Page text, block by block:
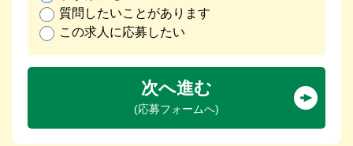
質問したいことがあります
この求人に応募したい
次へ進む
(応募フォームへ)